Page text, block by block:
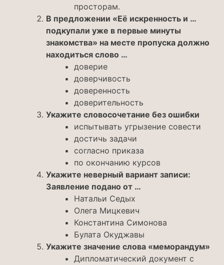
просторам.
В предложении «Её искренность и …
подкупали уже в первые минуты
знакомства» на месте пропуска должно
находиться слово …
доверие
доверчивость
доверенность
доверительность
Укажите словосочетание без ошибки
испытывать угрызение совести
достичь задачи
согласно приказа
по окончанию курсов
Укажите неверный вариант записи:
Заявление подано от …
Натальи Седых
Олега Мицкевич
Константина Симонова
Булата Окуджавы
Укажите значение слова «меморандум»
Дипломатический документ с